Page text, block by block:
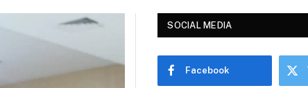
SOCIAL MEDIA
Facebook